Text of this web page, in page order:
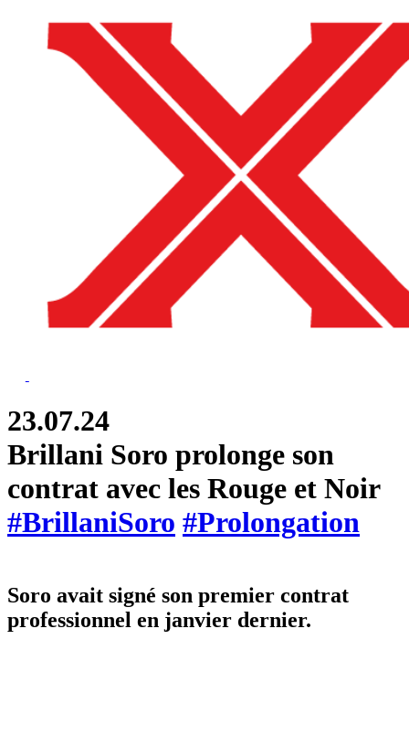
23.07.24
Brillani Soro prolonge son
contrat avec les Rouge et Noir
#BrillaniSoro #Prolongation
Soro avait signé son premier contrat
professionnel en janvier dernier.